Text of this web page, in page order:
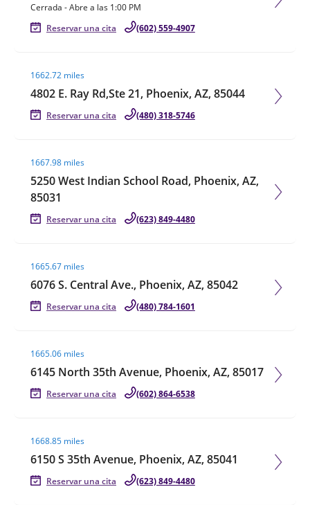
Cerrada -Abre a las 1:00 PM
Reservar una cita
(602) 559-4907
1662.72 miles
4802 E. Ray Rd,Ste 21, Phoenix, AZ, 85044
Reservar una cita (480) 318-5746
1667.98 miles
5250 West Indian School Road, Phoenix, AZ,
85031
Reservar una cita (623) 849-4480
1665.67 miles
6076 S. Central Ave., Phoenix, AZ, 85042
Reservar una cita (480) 784-1601
1665.06 miles
6145 North 35th Avenue, Phoenix, AZ, 85017
Reservar una cita (602) 864-6538
1668.85 miles
6150 S 35th Avenue, Phoenix, AZ, 85041
Reservar una cita (623) 849-4480